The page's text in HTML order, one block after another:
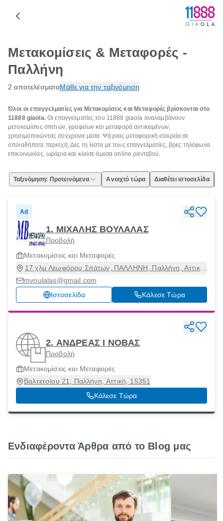
Μετακομίσεις & Μεταφορές -
Παλλήνη
2 αποτελέσματαΜάθε για την ταξινόμηση
Όλοι οι επαγγελματίες για Μετακομίσεις και Μεταφορές βρίσκονται στο
11888 giaola.Οι επαγγελματίες του 11888 giaola αναλαμβάνουν
μετακομίσεις σπιτιών, γραφείων και μεταφορά αντικειμένων,
χρησιμοποιώντας σύγχρονα μέσα. Ψάχνεις μεταφορική εταιρεία σε
οποιαδήποτε περιοχή; Δες τη λίστα με τους επαγγελματίες, βρες τηλέφωνα
επικοινωνίας, ωράρια και κλείσε άμεσα online ραντεβού.
Ταξινόμηση: Προτεινόμενα Ανοιχτό τώρα Διαθέτει ιστοσελίδα
Ad
1. ΜΙΧΑΛΗΣ ΒΟΥΛΑΛΑΣ
Προβολή
Μετακομίσεις και Μεταφορές
17 χλμ Λεωφόρου Σπάτων, ΠΑΛΛΗΝΗ, Παλλήνη, Αττική,
mvoulalas@gmail.com
Ιστοσελίδα
Κάλεσε Τώρα
2. ΑΝΔΡΕΑΣ Ι ΝΟΒΑΣ
Προβολή
Μετακομίσεις και Μεταφορές
Βαλτετσίου 21, Παλλήνη, Αττική, 15351
Κάλεσε Τώρα
Ενδιαφέροντα Άρθρα από το Blog μας